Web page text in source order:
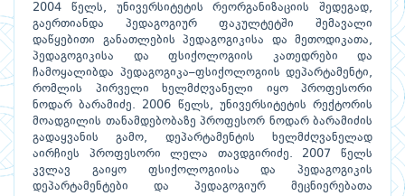
2004 წელს, უნივერსიტეტის რეორგანიზაციის შედეგად,
გაერთიანდა პედაგოგიურ ფაკულტეტში შემავალი
დაწყებითი განათლების პედაგოგიკისა და მეთოდიკათა,
პედაგოგიკისა და ფსიქოლოგიის კათედრები და
ჩამოყალიბდა პედაგოგიკა–ფსიქოლოგიის დეპარტამენტი,
რომლის პირველი ხელმძღვანელი იყო პროფესორი
ნოდარ ბარამიძე. 2006 წელს, უნივერსიტეტის რექტორის
მოადგილის თანამდებობაზე პროფესორ ნოდარ ბარამიძის
გადაყვანის გამო, დეპარტამენტის ხელმძღვანელად
აირჩიეს პროფესორი ლელა თავდგირიძე. 2007 წელს
კვლავ გაიყო ფსიქოლოგიისა და პედაგოგიკის
დეპარტამენტები და პედაგოგიურ მეცნიერებათა